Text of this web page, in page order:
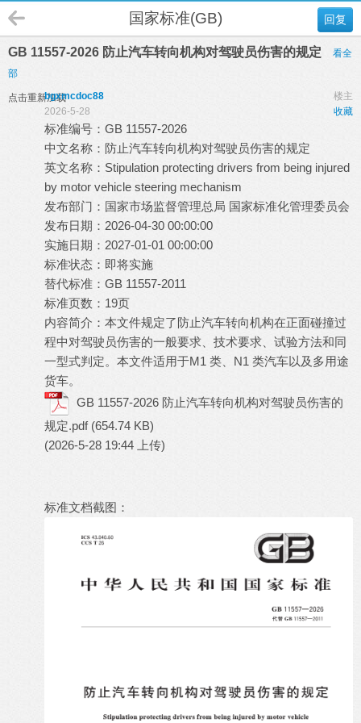
回复
国家标准(GB)
GB 11557-2026 防止汽车转向机构对驾驶员伤害的规定
看全
部
点击重新加载 楼主
bgxmcdoc88
收藏
2026-5-28
标准编号：GB 11557-2026
中文名称：防止汽车转向机构对驾驶员伤害的规定
英文名称：Stipulation protecting drivers from being injured
by motor vehicle steering mechanism
发布部门：国家市场监督管理总局 国家标准化管理委员会
发布日期：2026-04-30 00:00:00
实施日期：2027-01-01 00:00:00
标准状态：即将实施
替代标准：GB 11557-2011
标准页数：19页
内容简介：本文件规定了防止汽车转向机构在正面碰撞过
程中对驾驶员伤害的一般要求、技术要求、试验方法和同
一型式判定。本文件适用于M1 类、N1 类汽车以及多用途
货车。
GB 11557-2026 防止汽车转向机构对驾驶员伤害的
规定.pdf (654.74 KB)
(2026-5-28 19:44 上传)
标准文档截图：